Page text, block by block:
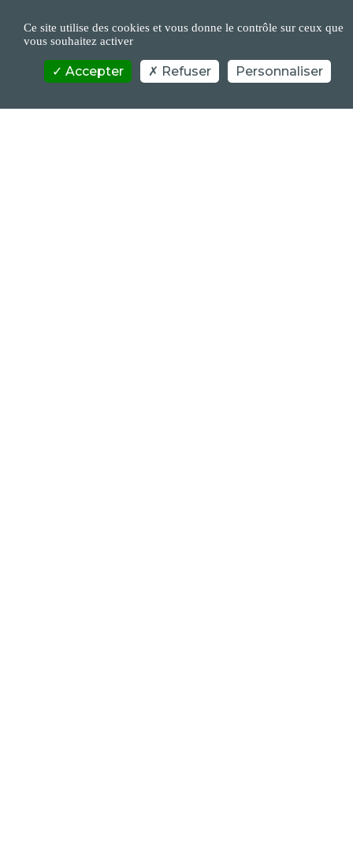
Ce site utilise des cookies et vous donne le contrôle sur ceux que
vous souhaitez activer
Accepter Refuser Personnaliser